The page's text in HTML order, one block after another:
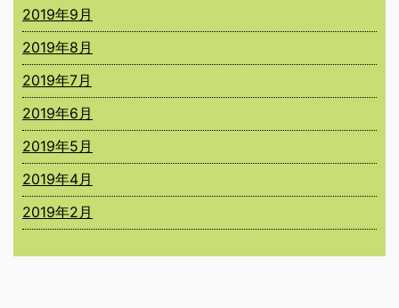
2019年9月
2019年8月
2019年7月
2019年6月
2019年5月
2019年4月
2019年2月